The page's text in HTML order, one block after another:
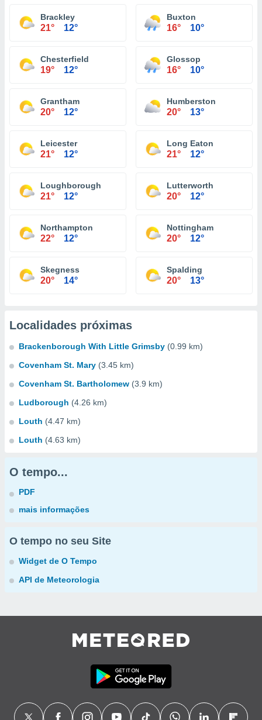
Brackley
21° 12°
Buxton
16° 10°
Chesterfield
19° 12°
Glossop
16° 10°
Grantham
20° 12°
Humberston
20° 13°
Leicester
21° 12°
Long Eaton
21° 12°
Loughborough
21° 12°
Lutterworth
20° 12°
Northampton
22° 12°
Nottingham
20° 12°
Skegness
20° 14°
Spalding
20° 13°
Localidades próximas
Brackenborough With Little Grimsby (0.99 km)
Covenham St. Mary (3.45 km)
Covenham St. Bartholomew (3.9 km)
Ludborough (4.26 km)
Louth (4.47 km)
Louth (4.63 km)
O tempo...
PDF
mais informações
O tempo no seu Site
Widget de O Tempo
API de Meteorologia